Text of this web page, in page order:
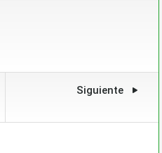
Siguiente